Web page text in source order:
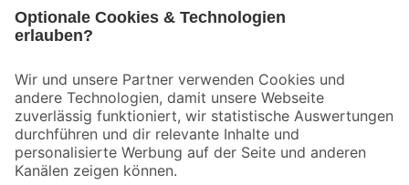
Der toom Newsletter: Keine Angebote und Aktionen mehr verpassen!
Zur Newsletter Anmeldung
Folge uns